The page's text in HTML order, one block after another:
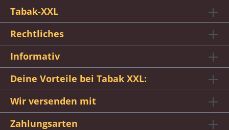
Tabak-XXL
Rechtliches
Informativ
Deine Vorteile bei Tabak XXL:
Wir versenden mit
Zahlungsarten